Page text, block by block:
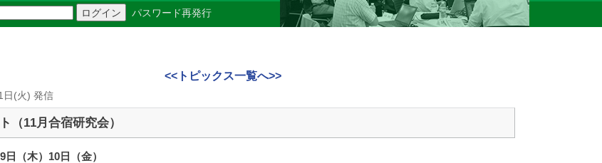
パスワード再発行
<<トピックス一覧へ>>
日(火) 発信
（11月合宿研究会）
日（木）10日（金）